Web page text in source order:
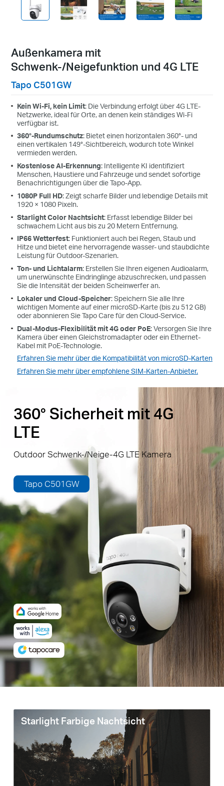
Außenkamera mit
Schwenk-/Neigefunktion und 4G LTE
Tapo C501GW
Kein Wi-Fi, kein Limit: Die Verbindung erfolgt über 4G LTE-
Netzwerke, ideal für Orte, an denen kein ständiges Wi-Fi
verfügbar ist.
360°-Rundumschutz: Bietet einen horizontalen 360°- und
einen vertikalen 149°-Sichtbereich, wodurch tote Winkel
vermieden werden.
Kostenlose AI-Erkennung: Intelligente KI identifiziert
Menschen, Haustiere und Fahrzeuge und sendet sofortige
Benachrichtigungen über die Tapo-App.
1080P Full HD: Zeigt scharfe Bilder und lebendige Details mit
1920 × 1080 Pixeln.
Starlight Color Nachtsicht: Erfasst lebendige Bilder bei
schwachem Licht aus bis zu 20 Metern Entfernung.
IP66 Wetterfest: Funktioniert auch bei Regen, Staub und
Hitze und bietet eine hervorragende wasser- und staubdichte
Leistung für Outdoor-Szenarien.
Ton- und Lichtalarm: Erstellen Sie Ihren eigenen Audioalarm,
um unerwünschte Eindringlinge abzuschrecken, und passen
Sie die Intensität der beiden Scheinwerfer an.
Lokaler und Cloud-Speicher:Speichern Sie alle Ihre
wichtigen Momente auf einer microSD-Karte (bis zu 512 GB)
oder abonnieren Sie Tapo Care für den Cloud-Service.
Dual-Modus-Flexibilität mit 4G oder PoE:Versorgen Sie Ihre
Kamera über einen Gleichstromadapter oder ein Ethernet-
Kabel mit PoE-Technologie.
Erfahren Sie mehr über die Kompatibilität von microSD-Karten
Erfahren Sie mehr über empfohlene SIM-Karten-Anbieter.
360° Sicherheit mit 4G
LTE
Outdoor Schwenk-/Neige-4G LTE Kamera
Tapo C501GW
Starlight Farbige Nachtsicht